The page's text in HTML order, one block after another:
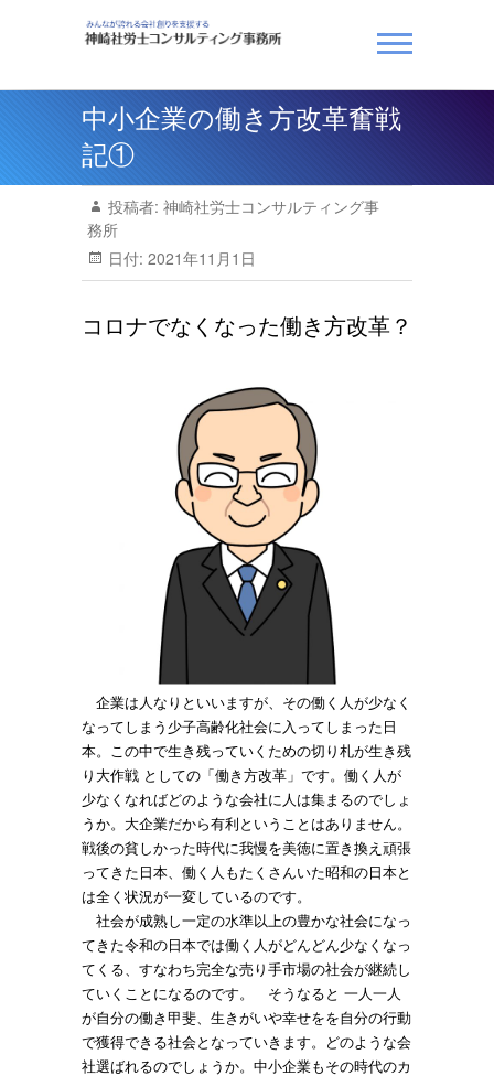
神崎社労士コンサルティ
ング事務所
中小企業の働き方改革奮戦
記①
投稿者: 神崎社労士コンサルティング事
務所
日付: 2021年11月1日
コロナでなくなった働き方改革？
企業は人なりといいますが、その働く人が少なく
なってしまう少子高齢化社会に入ってしまった日
本。この中で生き残っていくための切り札が生き残
り大作戦 としての「働き方改革」です。働く人が
少なくなればどのような会社に人は集まるのでしょ
うか。大企業だから有利ということはありません。
戦後の貧しかった時代に我慢を美徳に置き換え頑張
ってきた日本、働く人もたくさんいた昭和の日本と
は全く状況が一変しているのです。
社会が成熟し一定の水準以上の豊かな社会になっ
てきた令和の日本では働く人がどんどん少なくなっ
てくる、すなわち完全な売り手市場の社会が継続し
ていくことになるのです。 そうなると 一人一人
が自分の働き甲斐、生きがいや幸せをを自分の行動
で獲得できる社会となっていきます。どのような会
社選ばれるのでしょうか。中小企業もその時代のカ